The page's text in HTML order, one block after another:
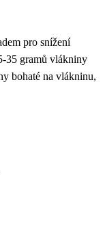
pro snížení
35 gramů vlákniny
bohaté na vlákninu,